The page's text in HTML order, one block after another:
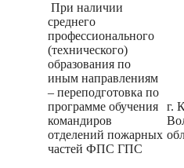
При наличии
среднего
профессионального
(технического)
образования по
иным направлениям
– переподготовка по
программе обучения
командиров
отделений пожарных
частей ФПС ГПС
г.